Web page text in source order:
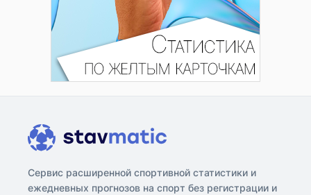
Сервис расширенной спортивной статистики и
ежедневных прогнозов на спорт без регистрации и